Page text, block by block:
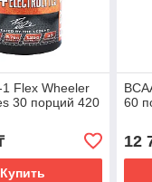
1 Flex Wheeler
30 порций 420
Купить
60
12